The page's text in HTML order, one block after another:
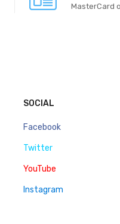
MasterCard
SOCIAL
Facebook
Twitter
YouTube
Instagram